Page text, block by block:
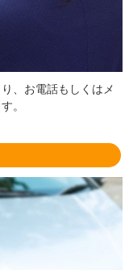
、お電話もしくはメ
。